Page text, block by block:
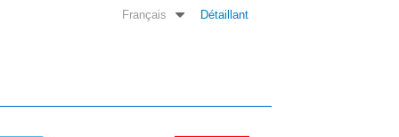
Détaillant
Français